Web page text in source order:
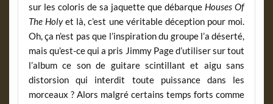
sur les coloris de sa jaquette que débarque Houses Of
The Holyet là, c’est une véritable déception pour moi.
Oh, ça n’est pas que l’inspiration du groupe l’a déserté,
mais qu’est-ce qui a pris Jimmy Page d’utiliser sur tout
l’album ce son de guitare scintillant et aigu sans
distorsion qui interdit toute puissance dans les
morceaux ? Alors malgré certains temps forts comme